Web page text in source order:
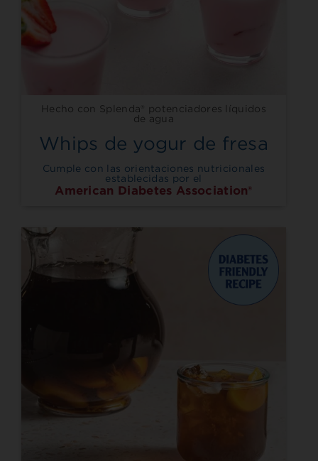
Hecho con Splenda® potenciadores líquidos
de agua
Whips de yogur de fresa
Cumple con las orientaciones nutricionales
establecidas por el
American Diabetes Association®